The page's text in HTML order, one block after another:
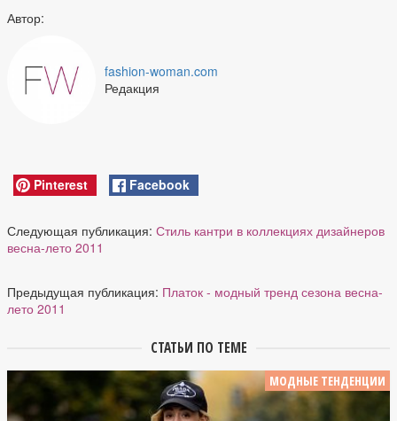
Автор:
fashion-woman.com
Редакция
Pinterest Facebook
Следующая публикация: Стиль кантри в коллекциях дизайнеров
весна-лето 2011
Предыдущая публикация: Платок - модный тренд сезона весна-
лето 2011
СТАТЬИ ПО ТЕМЕ
МОДНЫЕ ТЕНДЕНЦИИ